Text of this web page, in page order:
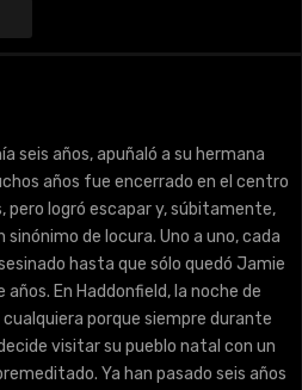
seis años, apuñaló a su hermana
años fue encerrado en el centro
pero logró escapar y, súbitamente,
de locura. Uno a uno, cada
hasta que sólo quedó Jamie
años. En Haddonfield, la noche de
porque siempre durante
visitar su pueblo natal con un
Ya han pasado seis años